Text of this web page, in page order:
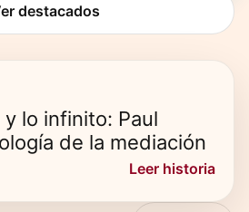
destacados
lo infinito: Paul
de la mediación
Leer historia